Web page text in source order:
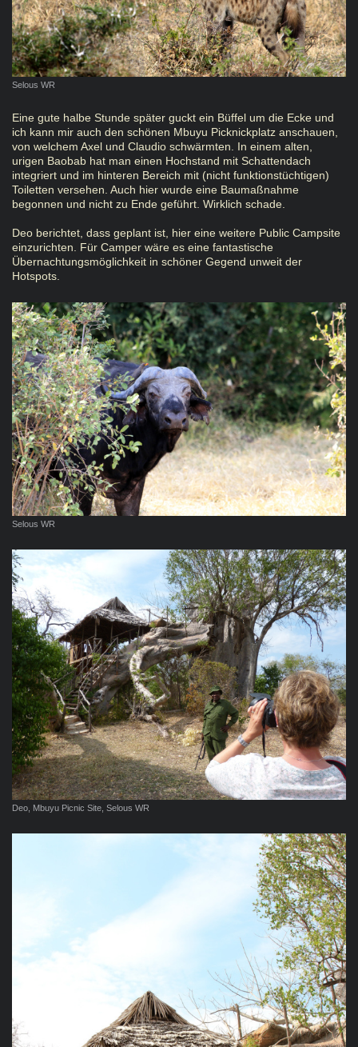
Selous WR
Eine gute halbe Stunde später guckt ein Büffel um die Ecke und
ich kann mir auch den schönen Mbuyu Picknickplatz anschauen,
von welchem Axel und Claudio schwärmten. In einem alten,
urigen Baobab hat man einen Hochstand mit Schattendach
integriert und im hinteren Bereich mit (nicht funktionstüchtigen)
Toiletten versehen. Auch hier wurde eine Baumaßnahme
begonnen und nicht zu Ende geführt. Wirklich schade.
Deo berichtet, dass geplant ist, hier eine weitere Public Campsite
einzurichten. Für Camper wäre es eine fantastische
Übernachtungsmöglichkeit in schöner Gegend unweit der
Hotspots.
Selous WR
Deo, Mbuyu Picnic Site, Selous WR